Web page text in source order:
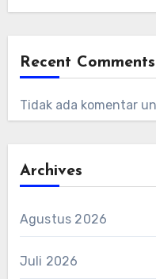
Recent Comments
Tidak ada komentar
Archives
Agustus 2026
Juli 2026